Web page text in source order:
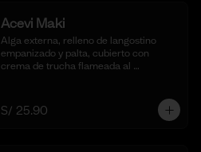
Acevi Maki
Alga externa, relleno de langostino
empanizado y palta, cubierto con
crema de trucha flameada al
S/ 25.90